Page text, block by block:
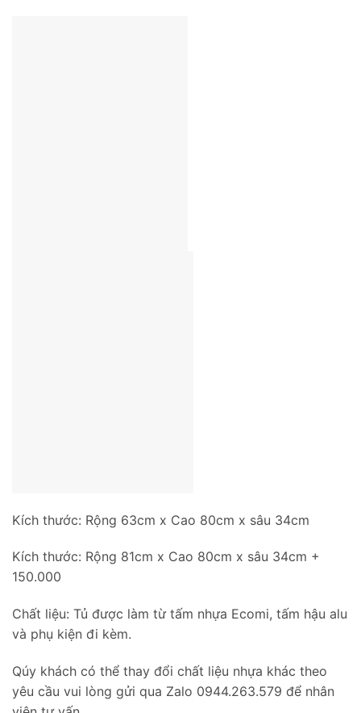
Kích thước: Rộng 63cm x Cao 80cm x sâu 34cm
Kích thước: Rộng 81cm x Cao 80cm x sâu 34cm +
150.000
Chất liệu: Tủ được làm từ tấm nhựa Ecomi, tấm hậu alu
và phụ kiện đi kèm.
Qúy khách có thể thay đổi chất liệu nhựa khác theo
yêu cầu vui lòng gửi qua Zalo 0944.263.579 để nhân